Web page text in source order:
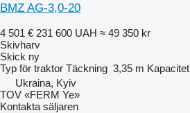
BMZ AG-3,0-20
4 501 € 231 600 UAH ≈ 49 350 kr
Skivharv
Skick ny
Typ för traktor Täckning 3,35 m Kapacitet
Ukraina, Kyiv
TOV «FERM Ye»
Kontakta säljaren